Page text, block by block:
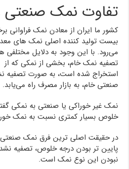
تفاوت نمک
کشور ما ایران از معادن نمک فراوانی
بیست تولید کننده اصلی نمک‌ های
می‌رود. با این وجود به دلایل
تصفیه نمک خام، بخشی از نمکی که
استخراج شده است، به صورت تصفیه
صنعتی خام، به بازار مصرف راه می‌یابد.
نمک غیر خوراکی یا صنعتی به نمکی
خلوص بسیار کمتری نسبت به نمک
در حقیقت اصلی ترین فرق نمک
پایین تر بودن درجه خلوص، تصفیه
نبودن این نوع نمک است.